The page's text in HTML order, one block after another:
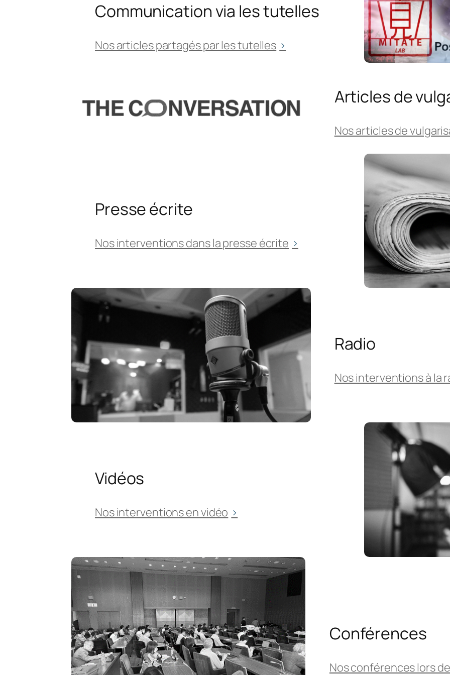
Communication via les tutelles
Nos articles partagés par les tutelles
Articles de
Nos articles de
Presse écrite
Nos interventions dans la presse écrite
Radio
Nos interventions à la
Vidéos
Nos interventions en vidéo
Conférences
Nos conférences lors